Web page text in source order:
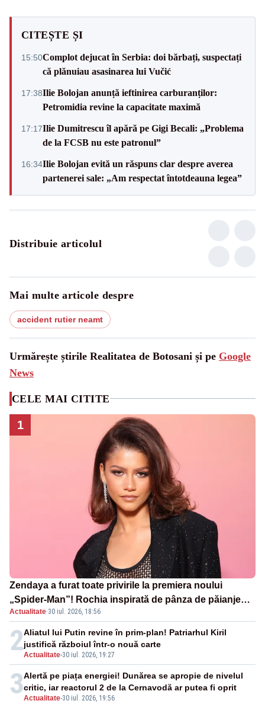
CITEȘTE ȘI
15:50Complot dejucat în Serbia: doi bărbați, suspectați
că plănuiau asasinarea lui Vučić
17:38Ilie Bolojan anunță ieftinirea carburanților:
Petromidia revine la capacitate maximă
17:17Ilie Dumitrescu îl apără pe Gigi Becali: „Problema
de la FCSB nu este patronul”
16:34Ilie Bolojan evită un răspuns clar despre averea
partenerei sale: „Am respectat întotdeauna legea”
Distribuie articolul
Mai multe articole despre
accident rutier neamt
Urmărește știrile Realitatea de Botosani și pe Google
News
CELE MAI CITITE
1
Zendaya a furat toate privirile la premiera noului
„Spider-Man”! Rochia inspirată de pânza de păianjen a
făcut senzație
Actualitate·30 iul. 2026, 18:56
2Actualitate-30 iul. 2026, 19:27
Aliatul lui Putin revine în prim-plan! Patriarhul Kiril
justifică războiul într-o nouă carte
3Actualitate-30 iul. 2026, 19:56
Alertă pe piața energiei! Dunărea se apropie de nivelul
critic, iar reactorul 2 de la Cernavodă ar putea fi oprit